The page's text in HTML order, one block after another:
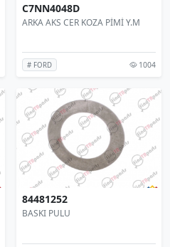
C7NN4048D
ARKA AKS CER KOZA PİMİ Y.M
# FORD 1004
84481252
BASKI PULU